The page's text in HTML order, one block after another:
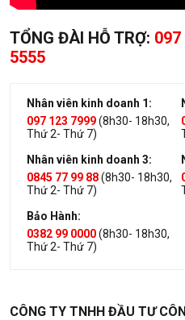
TỔNG ĐÀI HỖ TRỢ:
5555
Nhân viên kinh doanh 1:
097 123 7999(8h30- 18h30,
Thứ 2- Thứ 7)
Nhân viên kinh doanh 3:
0845 77 99 88(8h30- 18h30,
Thứ 2- Thứ 7)
Bảo Hành:
0382 99 0000(8h30- 18h30,
Thứ 2- Thứ 7)
CÔNG TY TNHH ĐẦU TƯ